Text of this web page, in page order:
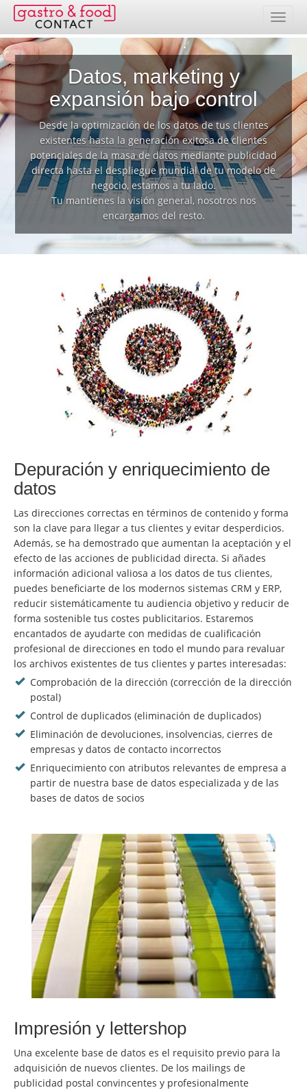
Banco de datos
Resumen de países
Paquetes de direcciones
Selección en línea
Precios
Prestaciones
Contacto
Área de clientes
Cambiar de idioma:
Deutsch
American English
British English
Italiano
Español
Français
Português
Datos, marketing y
expansión bajo control
Desde la optimización de los datos de tus clientes
existentes hasta la generación exitosa de clientes
potenciales de la masa de datos mediante publicidad
directa hasta el despliegue mundial de tu modelo de
negocio, estamos a tu lado.
Tu mantienes la visión general, nosotros nos
encargamos del resto.
Depuración y enriquecimiento de
datos
Las direcciones correctas en términos de contenido y forma
son la clave para llegar a tus clientes y evitar desperdicios.
Además, se ha demostrado que aumentan la aceptación y el
efecto de las acciones de publicidad directa. Si añades
información adicional valiosa a los datos de tus clientes,
puedes beneficiarte de los modernos sistemas CRM y ERP,
reducir sistemáticamente tu audiencia objetivo y reducir de
forma sostenible tus costes publicitarios. Estaremos
encantados de ayudarte con medidas de cualificación
profesional de direcciones en todo el mundo para revaluar
los archivos existentes de tus clientes y partes interesadas:
Comprobación de la dirección (corrección de la dirección
postal)
Control de duplicados (eliminación de duplicados)
Eliminación de devoluciones, insolvencias, cierres de
empresas y datos de contacto incorrectos
Enriquecimiento con atributos relevantes de empresa a
partir de nuestra base de datos especializada y de las
bases de datos de socios
Impresión y lettershop
Una excelente base de datos es el requisito previo para la
adquisición de nuevos clientes. De los mailings de
publicidad postal convincentes y profesionalmente